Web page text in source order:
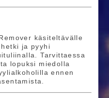
käsiteltävälle
ja pyyhi
Tarvittaessa
lopuksi miedolla
ennen